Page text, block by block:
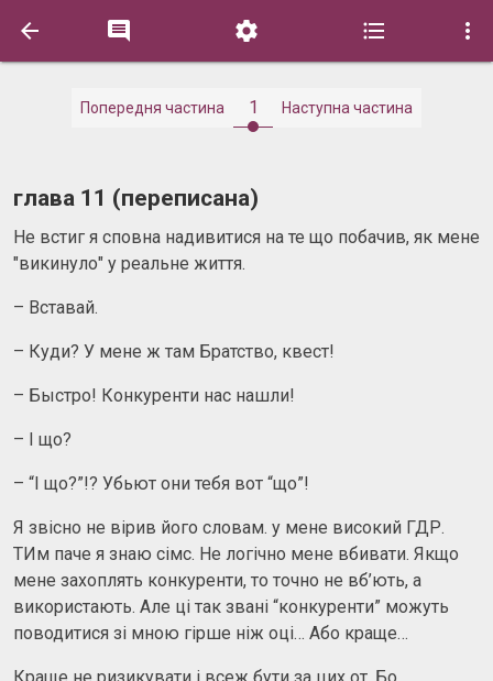
    
Попередня частина 1 Наступна частина
глава 11 (переписана)
Не встиг я сповна надивитися на те що побачив, як мене
"викинуло" у реальне життя.
– Вставай.
– Куди? У мене ж там Братство, квест!
– Быстро! Конкуренти нас нашли!
– І що?
– “І що?”!? Убьют они тебя вот “що”!
Я звісно не вірив його словам. у мене високий ГДР.
ТИм паче я знаю сімс. Не логічно мене вбивати. Якщо
мене захоплять конкуренти, то точно не вб’ють, а
використають. Але ці так звані “конкуренти” можуть
поводитися зі мною гірше ніж оці… Або краще…
Краще не ризикувати і всеж бути за цих от. Бо